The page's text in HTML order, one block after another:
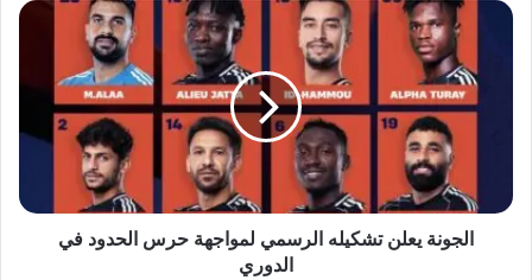
الجونة
الرسمي
لمواجهة
الدوري
الجونة يعلن تشكيله الرسمي لمواجهة حرس الحدود في
الدوري